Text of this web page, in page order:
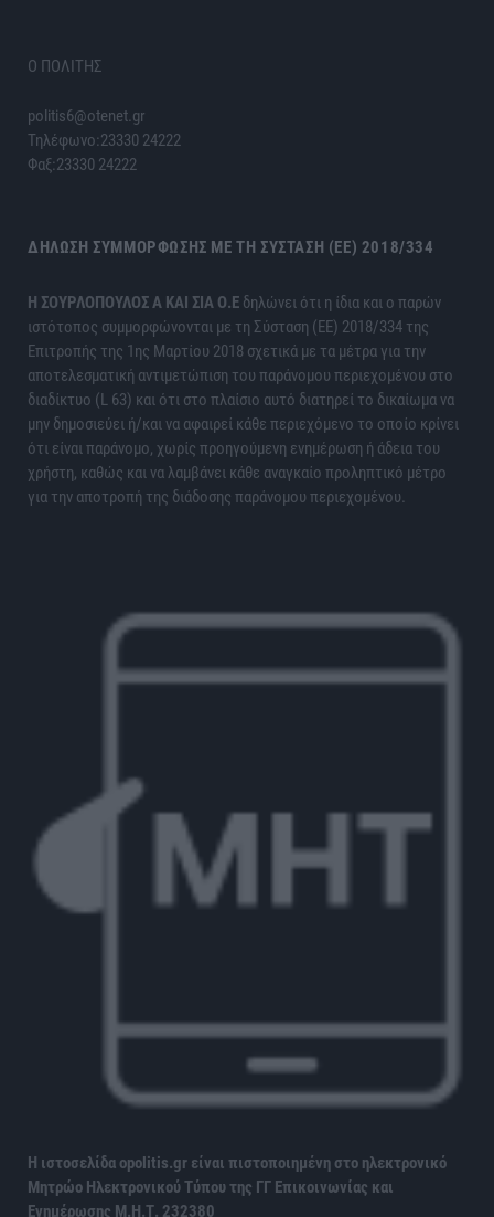
Ο ΠΟΛΙΤΗΣ
politis6@otenet.gr
Τηλέφωνο:23330 24222
Φαξ:23330 24222
ΔΉΛΩΣΗ ΣΥΜΜΌΡΦΩΣΗΣ ΜΕ ΤΗ ΣΎΣΤΑΣΗ (ΕΕ) 2018/334
H ΣΟΥΡΛΟΠΟΥΛΟΣ Α ΚΑΙ ΣΙΑ Ο.Ε δηλώνει ότι η ίδια και ο παρών
ιστότοπος συμμορφώνονται με τη Σύσταση (ΕΕ) 2018/334 της
Επιτροπής της 1ης Μαρτίου 2018 σχετικά με τα μέτρα για την
αποτελεσματική αντιμετώπιση του παράνομου περιεχομένου στο
διαδίκτυο (L 63) και ότι στο πλαίσιο αυτό διατηρεί το δικαίωμα να
μην δημοσιεύει ή/και να αφαιρεί κάθε περιεχόμενο το οποίο κρίνει
ότι είναι παράνομο, χωρίς προηγούμενη ενημέρωση ή άδεια του
χρήστη, καθώς και να λαμβάνει κάθε αναγκαίο προληπτικό μέτρο
για την αποτροπή της διάδοσης παράνομου περιεχομένου.
Η ιστοσελίδα opolitis.gr είναι πιστοποιημένη στο ηλεκτρονικό
Μητρώο Ηλεκτρονικού Τύπου της ΓΓ Επικοινωνίας και
Ενημέρωσης Μ.Η.Τ. 232380